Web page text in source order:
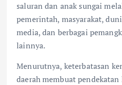
saluran dan anak sungai
pemerintah, masyarakat,
media, dan berbagai
lainnya.
Menurutnya, keterbatasan
daerah membuat